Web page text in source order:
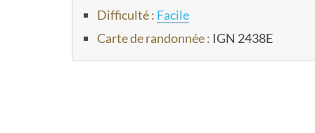
Difficulté : Facile
Carte de randonnée : IGN 2438E